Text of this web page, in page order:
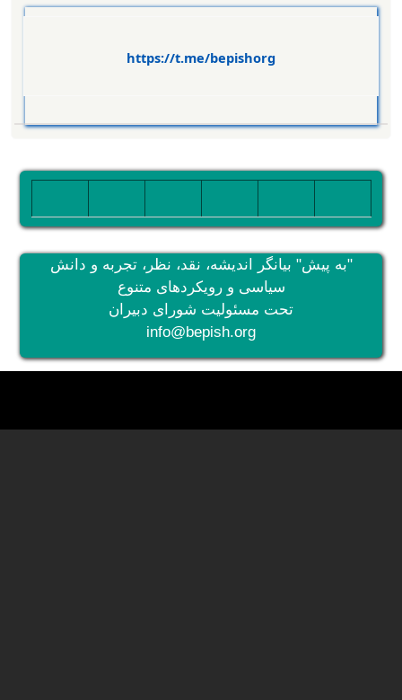
https://t.me/bepishorg
"به پیش" بیانگر اندیشه، نقد، نظر، تجربه و دانش
سیاسی و رویکردهای متنوع
تحت مسئولیت شورای دبیران
info@bepish.org